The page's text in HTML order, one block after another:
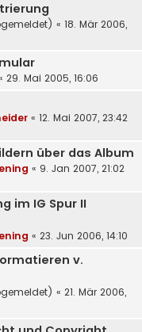
« 18. Mär 2006,
29. Mai 2005, 16:06
« 12. Mai 2007, 23:42
über das Album
« 9. Jan 2007, 21:02
im IG Spur II
« 23. Jun 2006, 14:10
v.
« 21. Mär 2006,